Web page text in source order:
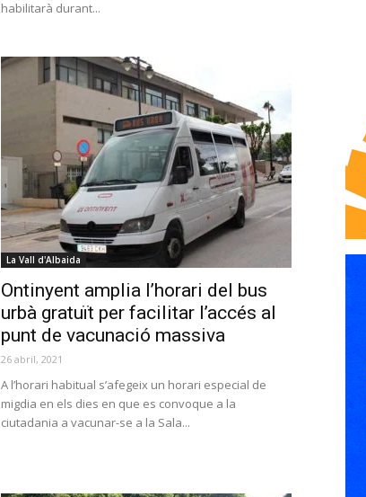
habilitarà durant...
La Vall d'Albaida
Ontinyent amplia l’horari del bus
urbà gratuït per facilitar l’accés al
punt de vacunació massiva
26 abril, 2021
A l’horari habitual s’afegeix un horari especial de
migdia en els dies en que es convoque a la
ciutadania a vacunar-se a la Sala...